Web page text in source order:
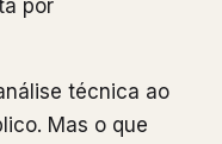
por
técnica ao
Mas o que